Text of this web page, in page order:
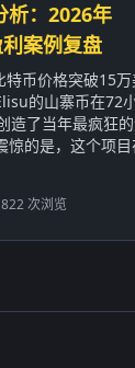
析：2026年
案例复盘
特币价格突破15
的山寨币在72
造了当年最疯狂
惊的是，这个项
822 次浏览